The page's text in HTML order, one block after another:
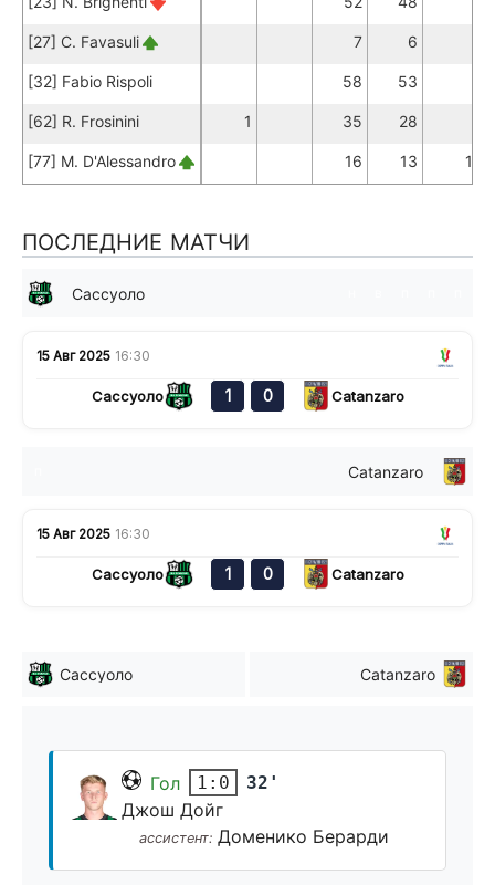
[27] C. Favasuli 7 6
[32] Fabio Rispoli 58 53
[62] R. Frosinini 1 35 28
[77] M. D'Alessandro 16 13 1
ПОСЛЕДНИЕ МАТЧИ
Сассуоло
15 Авг 2025 16:30
Сассуоло 1 0 Catanzaro
Catanzaro
15 Авг 2025 16:30
Сассуоло 1 0 Catanzaro
Сассуоло Catanzaro
Гол 1:0 32'
Джош Дойг
ассистент: Доменико Берарди